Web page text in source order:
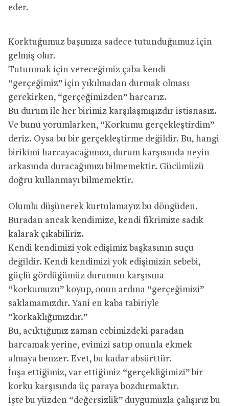
eder.
Korktuğumuz başımıza sadece tutunduğumuz için
gelmiş olur.
Tutunmak için vereceğimiz çaba kendi
“gerçeğimiz” için yıkılmadan durmak olması
gerekirken, “gerçeğimizden” harcarız.
Bu durum ile her birimiz karşılaşmışızdır istisnasız.
Ve bunu yorumlarken, “Korkumu gerçekleştirdim”
deriz. Oysa bu bir gerçekleştirme değildir. Bu, hangi
birikimi harcayacağımızı, durum karşısında neyin
arkasında duracağımızı bilmemektir. Gücümüzü
doğru kullanmayı bilmemektir.
Olumlu düşünerek kurtulamayız bu döngüden.
Buradan ancak kendimize, kendi fikrimize sadık
kalarak çıkabiliriz.
Kendi kendimizi yok edişimiz başkasının suçu
değildir. Kendi kendimizi yok edişimizin sebebi,
güçlü gördüğümüz durumun karşısına
“korkumuzu” koyup, onun ardına “gerçeğimizi”
saklamamızdır. Yani en kaba tabiriyle
“korkaklığımızdır.”
Bu, acıktığımız zaman cebimizdeki paradan
harcamak yerine, evimizi satıp onunla ekmek
almaya benzer. Evet, bu kadar absürttür.
İnşa ettiğimiz, var ettiğimiz “gerçekliğimizi” bir
korku karşısında üç paraya bozdurmaktır.
İşte bu yüzden “değersizlik” duygumuzla çalışırız bu